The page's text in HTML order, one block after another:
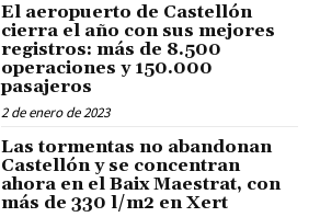
El aeropuerto de Castellón
cierra el año con sus mejores
registros: más de 8.500
operaciones y 150.000
pasajeros
2 de enero de 2023
Las tormentas no abandonan
Castellón y se concentran
ahora en el Baix Maestrat, con
más de 330 l/m2 en Xert